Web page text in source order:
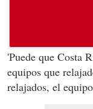
'Puede que Costa
equipos que
relajados, el